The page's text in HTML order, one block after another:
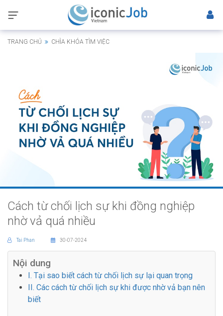
TRANG CHỦ CHÌA KHÓA TÌM VIỆC
Cách từ chối lịch sự khi đồng nghiệp
nhờ vả quá nhiều
Tai Phan 30-07-2024
Nội dung
I. Tại sao biết cách từ chối lịch sự lại quan trọng
II. Các cách từ chối lịch sự khi được nhờ vả bạn nên
biết